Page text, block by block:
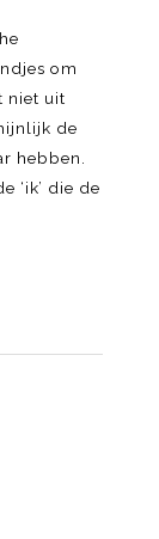
om
niet uit
de
hebben.
‘ik’ die de